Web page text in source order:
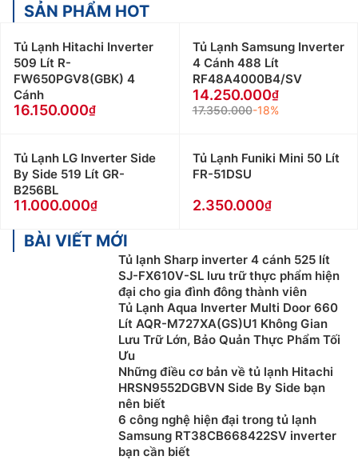
Tủ lạnh ngăn đá trên là kiểu tủ lạnh thường thấy ở các
gia đình, với ngăn đá phía trên và ngăn mát ở phía
dưới. Ưu điểm của dòng này chính là điện năng tiêu
thụ ít, giá cả phải chăng và cách ngăn chia tủ cũng
khá quen thuộc với người dùng, nên tủ lạnh ngăn đá
trên được lựa chọn khá nhiều để sử dụng trong gia
Tủ lạnh ngăn đá dưới
Ngược với tủ lạnh ngăn đá trên, thì dòng tủ ngăn đá
dưới có phần ngăn đá phía dưới và phần ngăn mát
SẢN PHẨM HOT
Tủ Lạnh Hitachi Inverter
509 Lít R-
FW650PGV8(GBK) 4
Cánh
16.150.000
Tủ Lạnh Samsung Inverter
4 Cánh 488 Lít
RF48A4000B4/SV
14.250.000
17.350.000-18%
Tủ Lạnh LG Inverter Side
By Side 519 Lít GR-
B256BL
11.000.000
Tủ Lạnh Funiki Mini 50 Lít
FR-51DSU
2.350.000
BÀI VIẾT MỚI
Tủ lạnh Sharp inverter 4 cánh 525 lít
SJ-FX610V-SL lưu trữ thực phẩm hiện
đại cho gia đình đông thành viên
Tủ Lạnh Aqua Inverter Multi Door 660
Lít AQR-M727XA(GS)U1 Không Gian
Lưu Trữ Lớn, Bảo Quản Thực Phẩm Tối
Ưu
Những điều cơ bản về tủ lạnh Hitachi
HRSN9552DGBVN Side By Side bạn
nên biết
6 công nghệ hiện đại trong tủ lạnh
Samsung RT38CB668422SV inverter
bạn cần biết